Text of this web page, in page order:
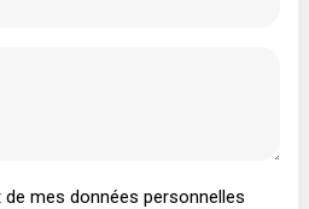
mes données personnelles